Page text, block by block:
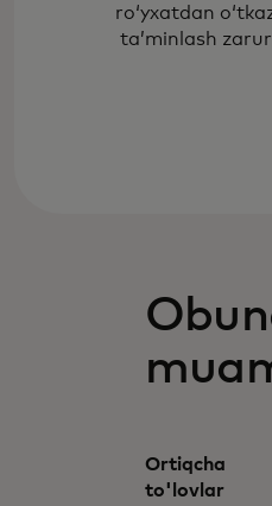
ro‘yxatdan
ta’minlash
Ortiqcha
to'lovlar